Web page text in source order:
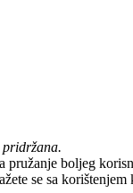
boljeg
se sa